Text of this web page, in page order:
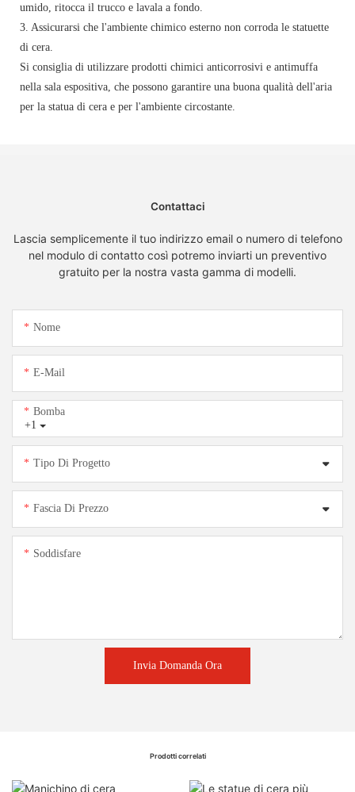
umido, ritocca il trucco e lavala a fondo.
3. Assicurarsi che l'ambiente chimico esterno non corroda le statuette
di cera.
Si consiglia di utilizzare prodotti chimici anticorrosivi e antimuffa
nella sala espositiva, che possono garantire una buona qualità dell'aria
per la statua di cera e per l'ambiente circostante.
Contattaci
Lascia semplicemente il tuo indirizzo email o numero di telefono
nel modulo di contatto così potremo inviarti un preventivo
gratuito per la nostra vasta gamma di modelli.
Nome
E-Mail
+1
Bomba
Tipo Di Progetto
Fascia Di Prezzo
Soddisfare
Invia Domanda Ora
Prodotti correlati